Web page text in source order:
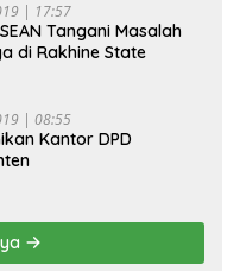
| 17:57
Tangani Masalah
di Rakhine State
| 08:55
Kantor DPD